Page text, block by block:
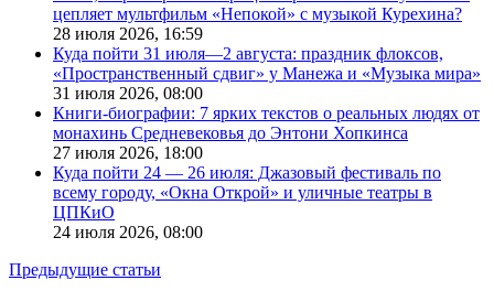
цепляет мультфильм «Непокой» с музыкой Курехина?
28 июля 2026, 16:59
Куда пойти 31 июля—2 августа: праздник флоксов,
«Пространственный сдвиг» у Манежа и «Музыка мира»
31 июля 2026, 08:00
Книги-биографии: 7 ярких текстов о реальных людях от
монахинь Средневековья до Энтони Хопкинса
27 июля 2026, 18:00
Куда пойти 24 — 26 июля: Джазовый фестиваль по
всему городу, «Окна Открой» и уличные театры в
ЦПКиО
24 июля 2026, 08:00
Предыдущие статьи